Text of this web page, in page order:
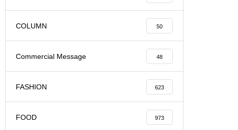
COLUMN 50
Commercial Message 48
FASHION 623
FOOD 973